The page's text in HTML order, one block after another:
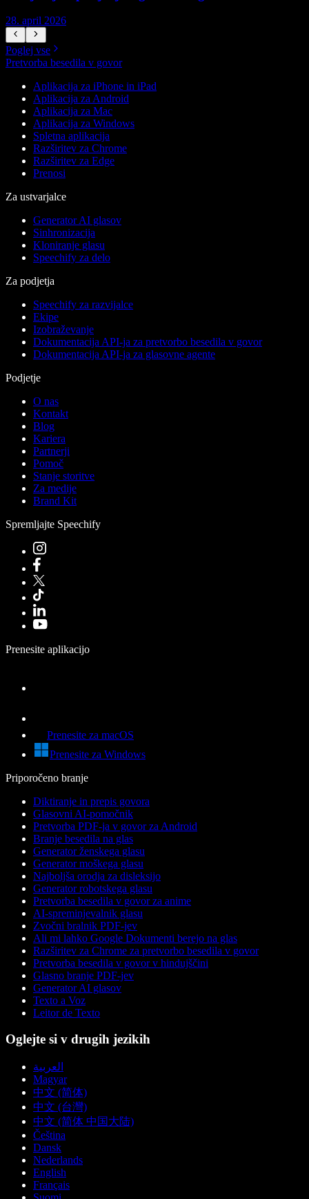
28. april 2026
Poglej vse
Pretvorba besedila v govor
Aplikacija za iPhone in iPad
Aplikacija za Android
Aplikacija za Mac
Aplikacija za Windows
Spletna aplikacija
Razširitev za Chrome
Razširitev za Edge
Prenosi
Za ustvarjalce
Generator AI glasov
Sinhronizacija
Kloniranje glasu
Speechify za delo
Za podjetja
Speechify za razvijalce
Ekipe
Izobraževanje
Dokumentacija API-ja za pretvorbo besedila v govor
Dokumentacija API-ja za glasovne agente
Podjetje
O nas
Kontakt
Blog
Kariera
Partnerji
Pomoč
Stanje storitve
Za medije
Brand Kit
Spremljajte Speechify
Prenesite aplikacijo
Prenesite za macOS
Prenesite za Windows
Priporočeno branje
Diktiranje in prepis govora
Glasovni AI-pomočnik
Pretvorba PDF-ja v govor za Android
Branje besedila na glas
Generator ženskega glasu
Generator moškega glasu
Najboljša orodja za disleksijo
Generator robotskega glasu
Pretvorba besedila v govor za anime
AI-spreminjevalnik glasu
Zvočni bralnik PDF-jev
Ali mi lahko Google Dokumenti berejo na glas
Razširitev za Chrome za pretvorbo besedila v govor
Pretvorba besedila v govor v hindujščini
Glasno branje PDF-jev
Generator AI glasov
Texto a Voz
Leitor de Texto
Oglejte si v drugih jezikih
العربية
Magyar
中文 (简体)
中文 (台灣)
中文 (简体 中国大陆)
Čeština
Dansk
Nederlands
English
Français